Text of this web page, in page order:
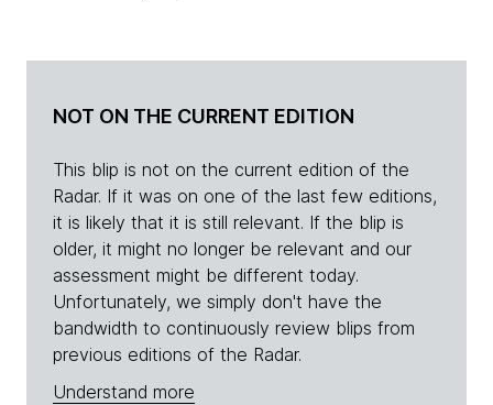
NOT ON THE CURRENT EDITION
This blip is not on the current edition of the
Radar. If it was on one of the last few editions,
it is likely that it is still relevant. If the blip is
older, it might no longer be relevant and our
assessment might be different today.
Unfortunately, we simply don't have the
bandwidth to continuously review blips from
previous editions of the Radar.
Understand more